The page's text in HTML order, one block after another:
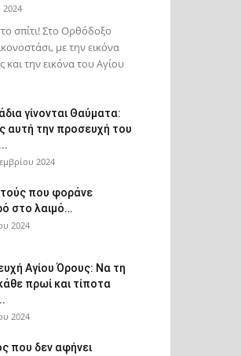
2024
σπίτι! Στο Ορθόδοξο
με την εικόνα
και την εικόνα του Αγίου
γίνονται Θαύματα:
αυτή την προσευχή του
2024
που φοράνε
στο λαιμό…
2024
Αγίου Όρους: Να τη
πρωί και τίποτα
2024
που δεν αφήνει